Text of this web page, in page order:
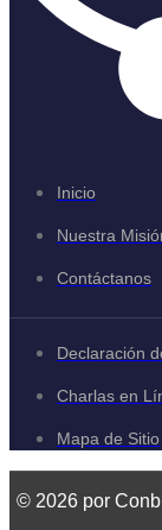
Inicio
Nuestra
Contáctanos
Declaración
Charlas en
Mapa de Sitio
© 2026 por